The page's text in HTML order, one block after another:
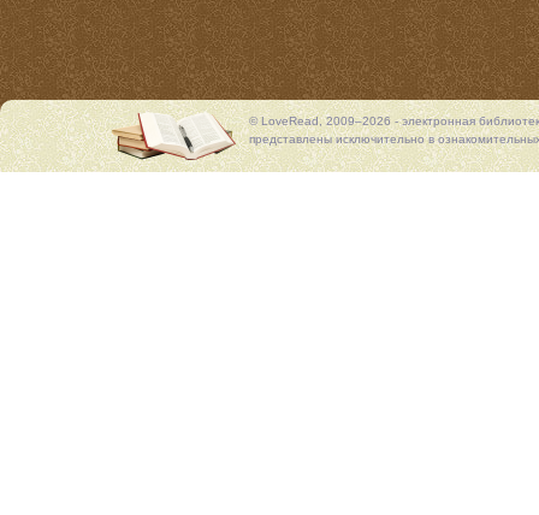
© LoveRead, 2009–2026 - электронная
представлены исключительно в